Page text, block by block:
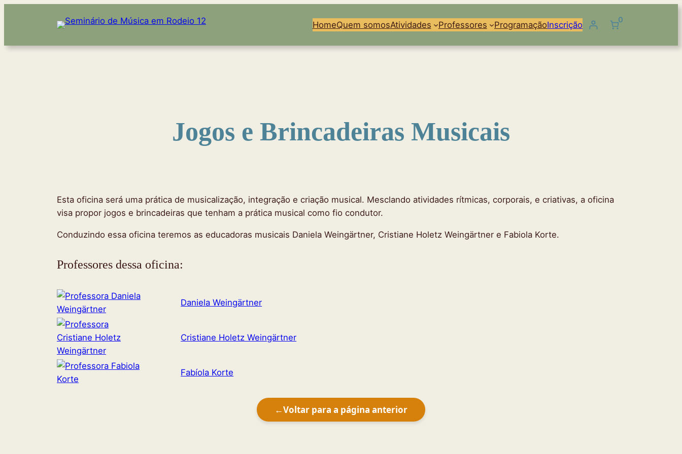
conteúdo
HomeQuem somosAtividades Professores ProgramaçãoInscrição
0
Jogos e Brincadeiras Musicais
Esta oficina será uma prática de musicalização, integração e criação musical. Mesclando atividades rítmicas, corporais, e criativas, a oficina
visa propor jogos e brincadeiras que tenham a prática musical como fio condutor.
Conduzindo essa oficina teremos as educadoras musicais Daniela Weingärtner, Cristiane Holetz Weingärtner e Fabiola Korte.
Professores dessa oficina:
Daniela Weingärtner
Cristiane Holetz Weingärtner
Fabíola Korte
←Voltar para a página anterior